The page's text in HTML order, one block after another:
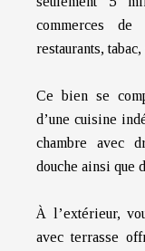
commerces de
restaurants, tabac,
Ce bien se
d’une cuisine
chambre avec
douche ainsi que
À l’extérieur,
avec terrasse